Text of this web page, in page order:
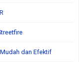
dan Efektif